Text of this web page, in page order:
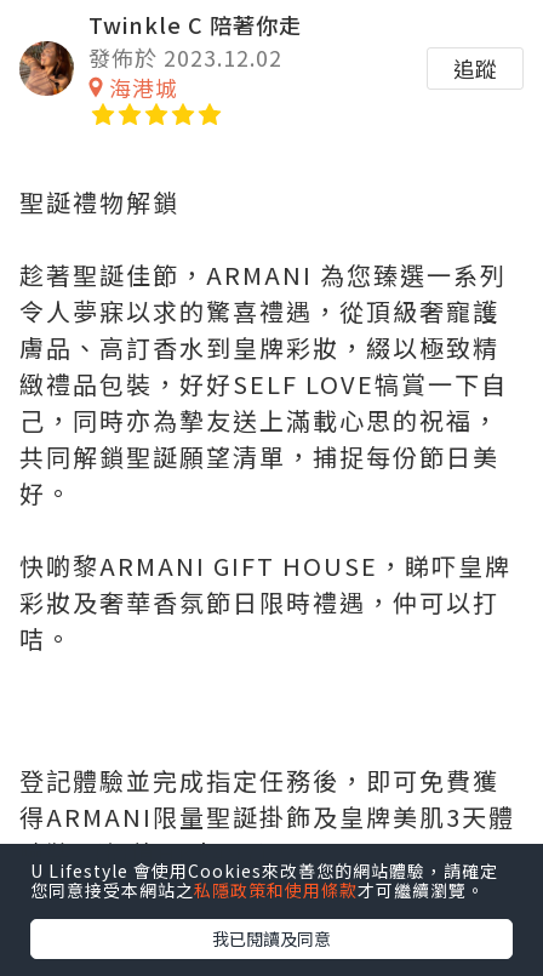
Twinkle C 陪著你走
發佈於 2023.12.02
海港城
追蹤
聖誕禮物解鎖
趁著聖誕佳節，ARMANI 為您臻選一系列
令人夢寐以求的驚喜禮遇，從頂級奢寵護
膚品、高訂香水到皇牌彩妝，綴以極致精
緻禮品包裝，好好SELF LOVE犒賞一下自
己，同時亦為摯友送上滿載心思的祝福，
共同解鎖聖誕願望清單，捕捉每份節日美
好。
快啲黎ARMANI GIFT HOUSE，睇吓皇牌
彩妝及奢華香氛節日限時禮遇，仲可以打
咭。
登記體驗並完成指定任務後，即可免費獲
得ARMANI限量聖誕掛飾及皇牌美肌3天體
驗裝* (價值HK$497)！
點擊圖片放大
U Lifestyle 會使用Cookies來改善您的網站體驗，請確定
您同意接受本網站之私隱政策和使用條款才可繼續瀏覽。
我已閱讀及同意